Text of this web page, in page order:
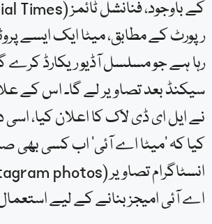
رپورٹ کے مطابق، میٹا ایک ایسے
رہا ہے جو مسلسل آڈیو ریکارڈ کرے
سیکنڈ بعد تصاویر لے گا۔ اس کے
نے ایل ای ڈی لاک کا اعلان کیا،
کیا کہ ‘میٹا اے آئی’ اب کسی
اے آئی امیجز بنانے کے لیے